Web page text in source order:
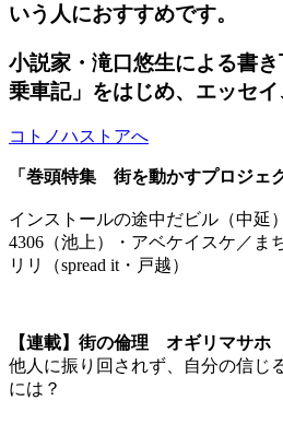
いう人におすすめです。
小説家・滝口悠生による書
乗車記」をはじめ、エッセイ
コトノハストアへ
「巻頭特集 街を動かすプロジェ
インストールの途中だビル（中延
4306（池上）・アベケイスケ／ま
リリ（spread it・戸越）
【連載】街の倫理 オギリマサホ
他人に振り回されず、自分の信じ
には？